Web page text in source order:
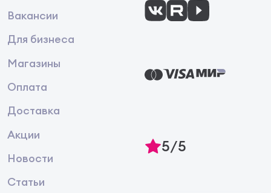
Вакансии
Для бизнеса
Магазины
Оплата
Доставка
Акции
Новости
Статьи
5/5